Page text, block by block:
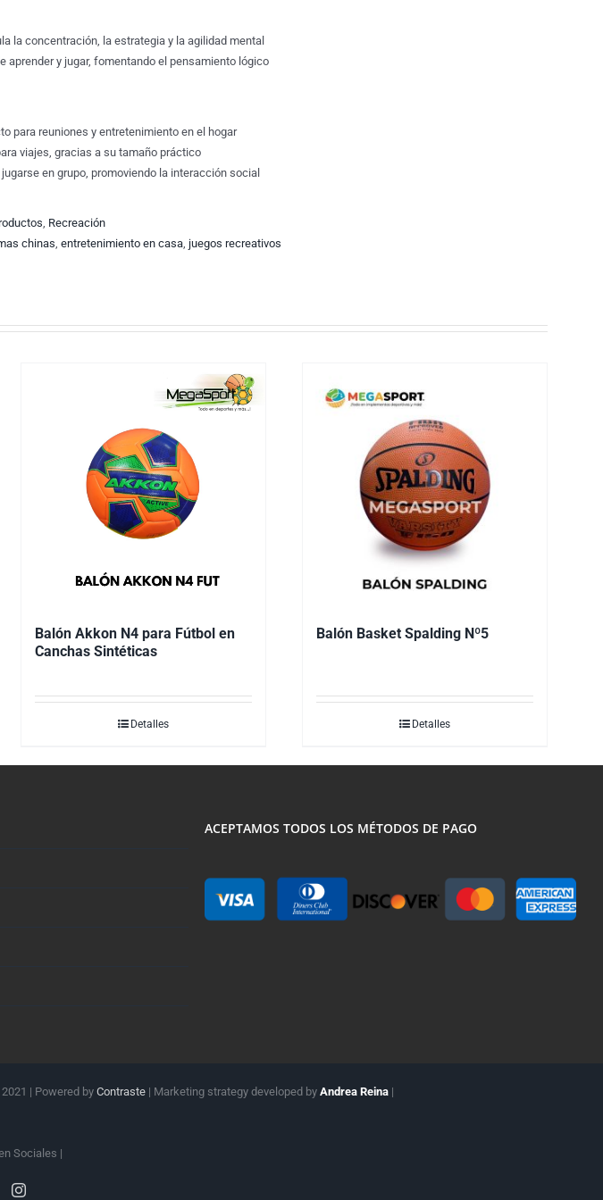
la concentración, la estrategia y la agilidad mental
aprender y jugar, fomentando el pensamiento lógico
para reuniones y entretenimiento en el hogar
viajes, gracias a su tamaño práctico
jugarse en grupo, promoviendo la interacción social
, Recreación
chinas, entretenimiento en casa, juegos recreativos
Balón Akkon N4 para Fútbol en
Canchas Sintéticas
Detalles
Balón Basket Spalding Nº5
Detalles
ACEPTAMOS TODOS LOS MÉTODOS DE PAGO
| Powered byContraste| Marketing strategy developed by Andrea Reina|
Sociales |
FacebookInstagram